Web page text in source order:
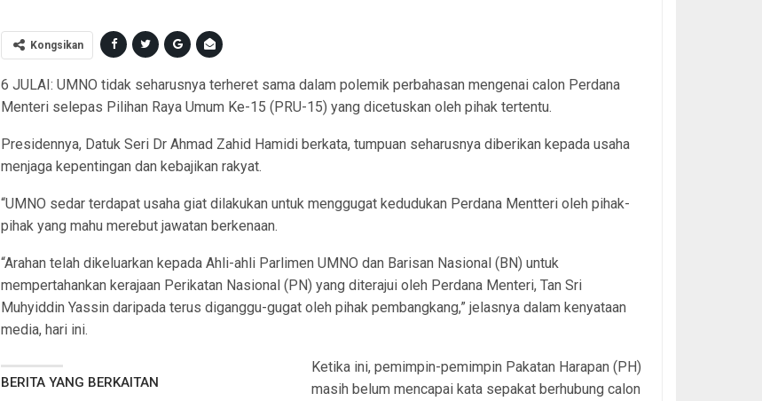
Kongsikan
6 JULAI: UMNO tidak seharusnya terheret sama dalam polemik perbahasan mengenai calon Perdana
Menteri selepas Pilihan Raya Umum Ke-15 (PRU-15) yang dicetuskan oleh pihak tertentu.
Presidennya, Datuk Seri Dr Ahmad Zahid Hamidi berkata, tumpuan seharusnya diberikan kepada usaha
menjaga kepentingan dan kebajikan rakyat.
“UMNO sedar terdapat usaha giat dilakukan untuk menggugat kedudukan Perdana Mentteri oleh pihak-
pihak yang mahu merebut jawatan berkenaan.
“Arahan telah dikeluarkan kepada Ahli-ahli Parlimen UMNO dan Barisan Nasional (BN) untuk
mempertahankan kerajaan Perikatan Nasional (PN) yang diterajui oleh Perdana Menteri, Tan Sri
Muhyiddin Yassin daripada terus diganggu-gugat oleh pihak pembangkang,” jelasnya dalam kenyataan
media, hari ini.
BERITA YANG BERKAITAN
Ketika ini, pemimpin-pemimpin Pakatan Harapan (PH)
masih belum mencapai kata sepakat berhubung calon